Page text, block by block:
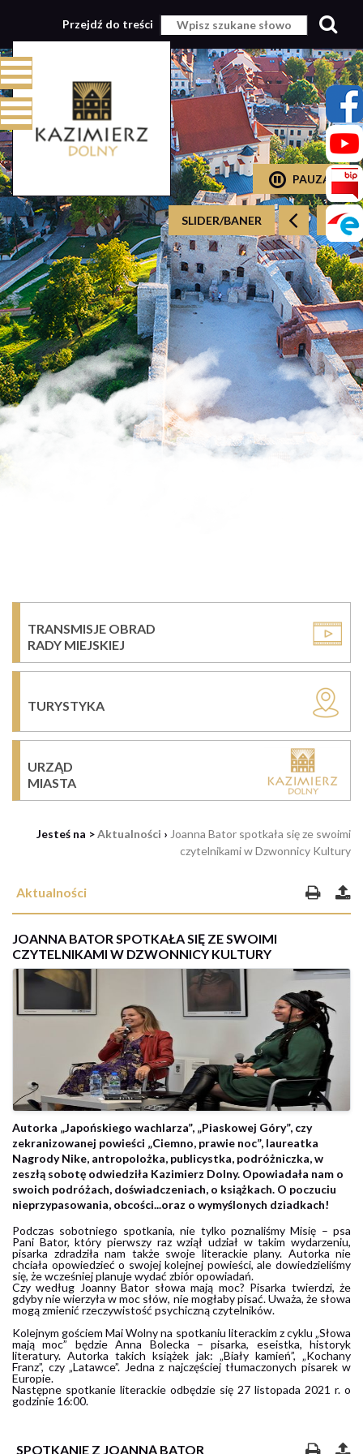
Przejdź do treści
PAUZA
SLIDER/BANER
TRANSMISJE OBRAD
RADY MIEJSKIEJ
TURYSTYKA
URZĄD
MIASTA
Jesteś na >Aktualności › Joanna Bator spotkała się ze swoimi
czytelnikami w Dzwonnicy Kultury
Aktualności
JOANNA BATOR SPOTKAŁA SIĘ ZE SWOIMI
CZYTELNIKAMI W DZWONNICY KULTURY
października
2021
Autorka „Japońskiego wachlarza”, „Piaskowej Góry”, czy
zekranizowanej powieści „Ciemno, prawie noc”, laureatka
Nagrody Nike, antropolożka, publicystka, podróżniczka, w
zeszłą sobotę odwiedziła Kazimierz Dolny. Opowiadała nam o
swoich podróżach, doświadczeniach, o książkach. O poczuciu
nieprzypasowania, obcości...oraz o wymyślonych dziadkach!
Podczas sobotniego spotkania, nie tylko poznaliśmy Misię – psa
Pani Bator, który pierwszy raz wziął udział w takim wydarzeniu,
pisarka zdradziła nam także swoje literackie plany. Autorka nie
chciała opowiedzieć o swojej kolejnej powieści, ale dowiedzieliśmy
się, że wcześniej planuje wydać zbiór opowiadań.
Czy według Joanny Bator słowa mają moc? Pisarka twierdzi, że
gdyby nie wierzyła w moc słów, nie mogłaby pisać. Uważa, że słowa
mogą zmienić rzeczywistość psychiczną czytelników.
Kolejnym gościem Mai Wolny na spotkaniu literackim z cyklu „Słowa
mają moc” będzie Anna Bolecka – pisarka, eseistka, historyk
literatury. Autorka takich książek jak: „Biały kamień”, „Kochany
Franz”, czy „Latawce”. Jedna z najczęściej tłumaczonych pisarek w
Europie.
Następne spotkanie literackie odbędzie się 27 listopada 2021 r. o
godzinie 16:00.
SPOTKANIE Z JOANNĄ BATOR